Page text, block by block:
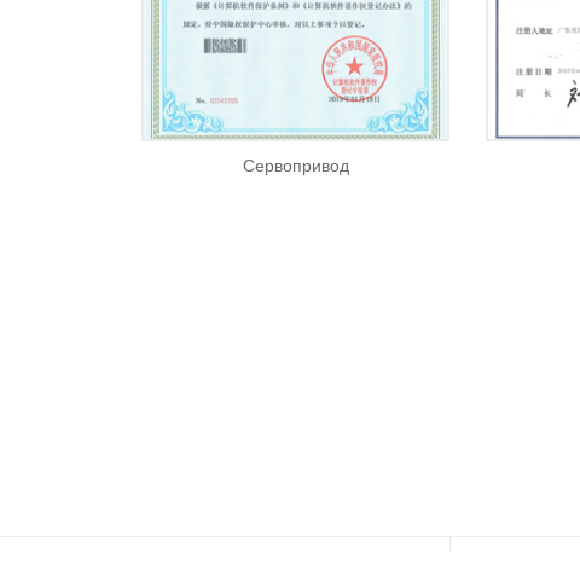
Сервопривод